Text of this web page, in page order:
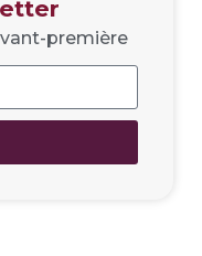
première